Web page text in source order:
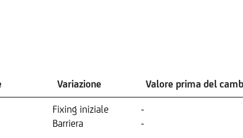
Variazione Valore prima del
Fixing iniziale
Barriera
-
-